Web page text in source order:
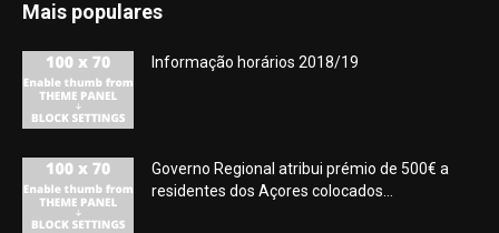
Mais populares
Informação horários 2018/19
Governo Regional atribui prémio de 500€ a
residentes dos Açores colocados...